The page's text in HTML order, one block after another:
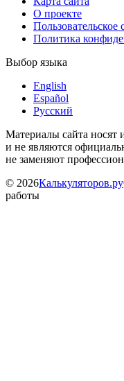
О проекте
Пользовательское
Политика
Выбор языка
English
Español
Русский
Материалы сайта носят
и не являются
не заменяют
© 2026Калькуляторов.ру
работы